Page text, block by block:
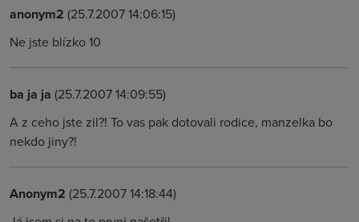
anonym2 (25.7.2007 14:06:15)
Ne jste blízko 10
ba ja ja (25.7.2007 14:09:55)
A z ceho jste zil?! To vas pak dotovali rodice, manzelka bo
nekdo jiny?!
Anonym2 (25.7.2007 14:18:44)